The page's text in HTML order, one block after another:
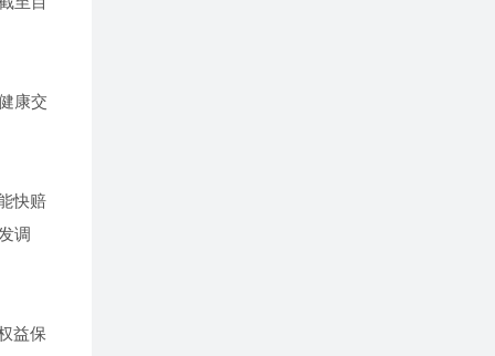
康交
快赔
调
益保